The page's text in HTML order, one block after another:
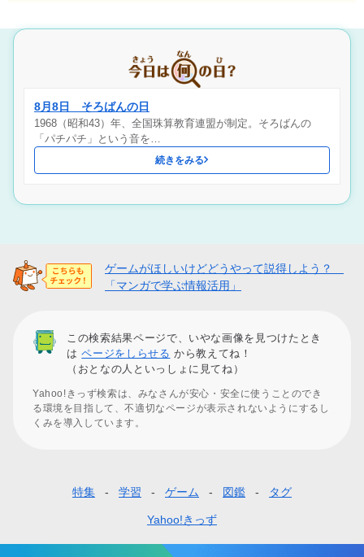
8月8日 そろばんの日
1968（昭和43）年、全国珠算教育連盟が制定。そろばんの
「パチパチ」という音を…
続きをみる
ゲームがほしいけどどうやって説得しよう？
「マンガで学ぶ情報活用」
この検索結果ページで、いやな画像を見つけたとき
はページをしらせる から教えてね！
（おとなの人といっしょに見てね）
Yahoo!きっず検索は、みなさんが安心・安全に使うことのでき
る環境を目指して、不適切なページが表示されないようにするし
くみを導入しています。
タ
特集 学習 ゲーム 図鑑 タグ
Yahoo!きっず